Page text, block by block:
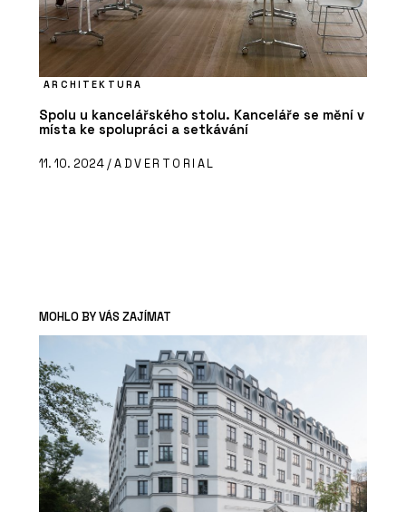
ARCHITEKTURA
Spolu u kancelářského stolu. Kanceláře se mění v
místa ke spolupráci a setkávání
11. 10. 2024 /ADVERTORIAL
MOHLO BY VÁS ZAJÍMAT